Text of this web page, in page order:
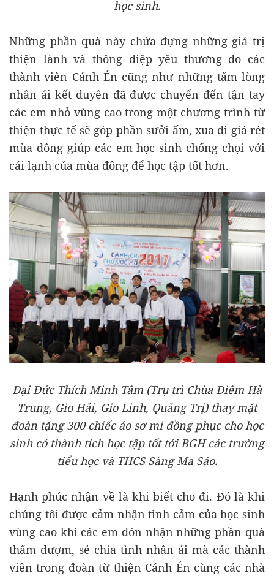
học sinh.
Những phần quà này chứa đựng những giá trị
thiện lành và thông điệp yêu thương do các
thành viên Cánh Én cũng như những tấm lòng
nhân ái kết duyên đã được chuyển đến tận tay
các em nhỏ vùng cao trong một chương trình từ
thiện thực tế sẽ góp phần sưởi ấm, xua đi giá rét
mùa đông giúp các em học sinh chống chọi với
cái lạnh của mùa đông để học tập tốt hơn.
Đại Đức Thích Minh Tâm (Trụ trì Chùa Diêm Hà
Trung, Gio Hải, Gio Linh, Quảng Trị) thay mặt
đoàn tặng 300 chiếc áo sơ mi đồng phục cho học
sinh có thành tích học tập tốt tới BGH các trường
tiểu học và THCS Sàng Ma Sáo.
Hạnh phúc nhận về là khi biết cho đi. Đó là khi
chúng tôi được cảm nhận tình cảm của học sinh
vùng cao khi các em đón nhận những phần quà
thấm đượm, sẻ chia tình nhân ái mà các thành
viên trong đoàn từ thiện Cánh Én cùng các nhà